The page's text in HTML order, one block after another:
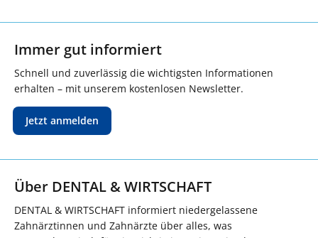
Immer gut informiert
Schnell und zuverlässig die wichtigsten Informationen
erhalten – mit unserem kostenlosen Newsletter.
Jetzt anmelden
Über DENTAL & WIRTSCHAFT
DENTAL & WIRTSCHAFT informiert niedergelassene
Zahnärztinnen und Zahnärzte über alles, was